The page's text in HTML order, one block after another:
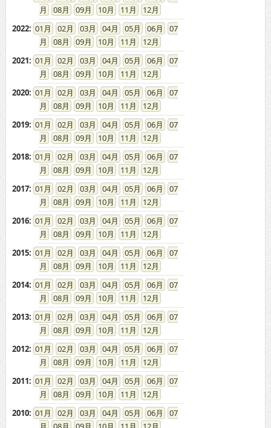
08
09 10 11
12
2022: 01 02 03 04 05 06
07
08
09 10 11
12
2021: 01 02 03 04 05 06
07
08
09 10 11
12
2020: 01 02 03 04 05 06
07
08
09 10 11
12
2019: 01 02 03 04 05 06
07
08
09 10 11
12
2018: 01 02 03 04 05 06
07
08
09 10 11
12
2017: 01 02 03 04 05 06
07
08
09 10 11
12
2016: 01 02 03 04 05 06
07
08
09 10 11
12
2015: 01 02 03 04 05 06
07
08
09 10 11
12
2014: 01 02 03 04 05 06
07
08
09 10 11
12
2013: 01 02 03 04 05 06
07
08
09 10 11
12
2012: 01 02 03 04 05 06
07
08
09 10 11
12
2011: 01 02 03 04 05 06
07
08
09 10 11
12
2010: 01 02 03 04 05 06
07